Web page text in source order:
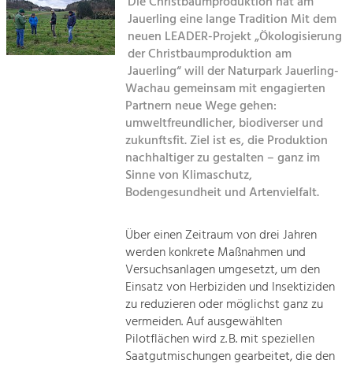
Kirchen am Fluss
Tourismus
Angebotsentwicklung und
Kunst & Kultur
Handwerk, Wissenschaft und Forschung.
Soziales, Bildung &
Mobilität & Energie
Klimawandel, öffentlicher Verkehr und
erneuerbare Energie
Steigerung regionaler Wertschöpfung
Jauerling eine lange Tradition Mit dem
neuen LEADER-Projekt „Ökologisierung
der Christbaumproduktion am
Jauerling“ will der Naturpark Jauerling-
Wachau gemeinsam mit engagierten
Partnern neue Wege gehen:
umweltfreundlicher, biodiverser und
zukunftsfit. Ziel ist es, die Produktion
nachhaltiger zu gestalten – ganz im
Sinne von Klimaschutz,
Bodengesundheit und Artenvielfalt.
Über einen Zeitraum von drei Jahren
werden konkrete Maßnahmen und
Versuchsanlagen umgesetzt, um den
Einsatz von Herbiziden und Insektiziden
zu reduzieren oder möglichst ganz zu
vermeiden. Auf ausgewählten
Pilotflächen wird z. B. mit speziellen
Saatgutmischungen gearbeitet, die den